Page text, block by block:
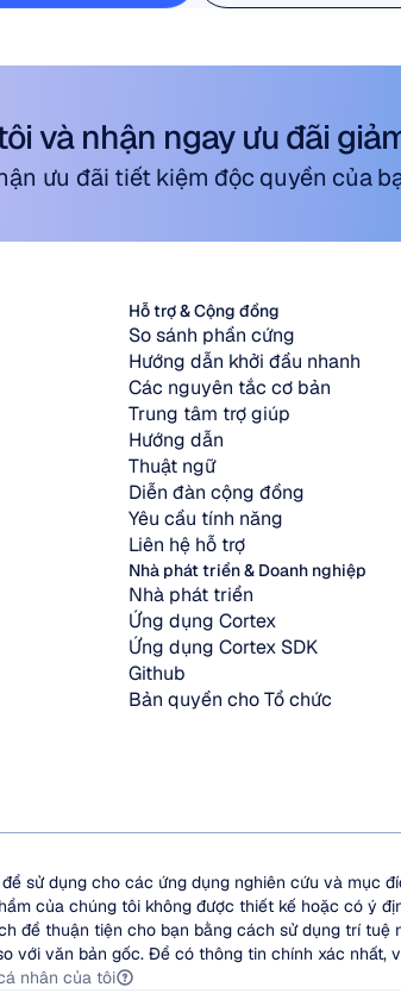
& Sản phẩm
Nghiên cứu Học
và nhận ngay ưu đãi
ưu đãi tiết kiệm độc quyền của
Hỗ trợ & Cộng đồng
So sánh phần cứng
Hướng dẫn khởi đầu nhanh
Các nguyên tắc cơ bản
Trung tâm trợ giúp
Hướng dẫn
Thuật ngữ
Diễn đàn cộng đồng
Yêu cầu tính năng
Liên hệ hỗ trợ
Nhà phát triển & Doanh nghiệp
Nhà phát triển
Ứng dụng Cortex
Ứng dụng Cortex SDK
Github
Bản quyền cho Tổ chức
sử dụng cho các ứng dụng nghiên cứu và mục
của chúng tôi không được thiết kế hoặc có ý
để thuận tiện cho bạn bằng cách sử dụng trí
văn bản gốc. Để có thông tin chính xác nhất,
nhân của tôi